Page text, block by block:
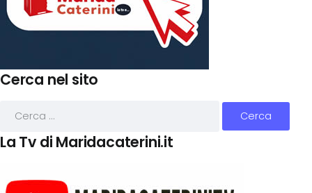
Cerca nel sito
La Tv di Maridacaterini.it